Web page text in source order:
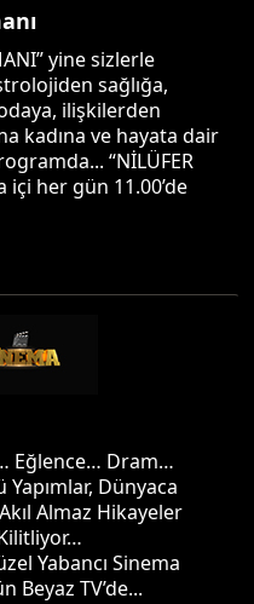
yine sizlerle
sağlığa,
ilişkilerden
kadına ve hayata dair
“NİLÜFER
içi her gün 11.00’de
Eğlence… Dram…
Dünyaca
Almaz Hikayeler
Yabancı Sinema
Beyaz TV’de...